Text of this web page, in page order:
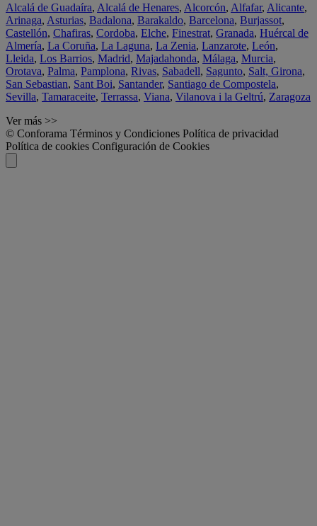
Alcalá de Guadaíra, Alcalá de Henares, Alcorcón, Alfafar, Alicante,
Arinaga, Asturias, Badalona, Barakaldo, Barcelona, Burjassot,
Castellón, Chafiras, Cordoba, Elche, Finestrat, Granada, Huércal de
Almería, La Coruña, La Laguna, La Zenia, Lanzarote, León,
Lleida, Los Barrios, Madrid, Majadahonda, Málaga, Murcia,
Orotava, Palma, Pamplona, Rivas, Sabadell, Sagunto, Salt, Girona,
San Sebastian, Sant Boi, Santander, Santiago de Compostela,
Sevilla, Tamaraceite, Terrassa, Viana, Vilanova i la Geltrú, Zaragoza
Ver más >>
© Conforama Términos y Condiciones Política de privacidad
Política de cookies Configuración de Cookies